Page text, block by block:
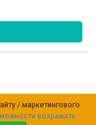
/ маркетингового
возражать